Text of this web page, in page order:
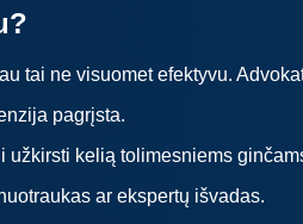
tai ne visuomet efektyvu.
pagrįsta.
užkirsti kelią tolimesniems
ar ekspertų išvadas.